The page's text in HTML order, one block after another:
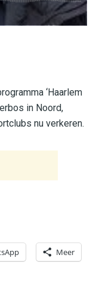
‘Haarlem
in Noord,
nu verkeren.
Meer